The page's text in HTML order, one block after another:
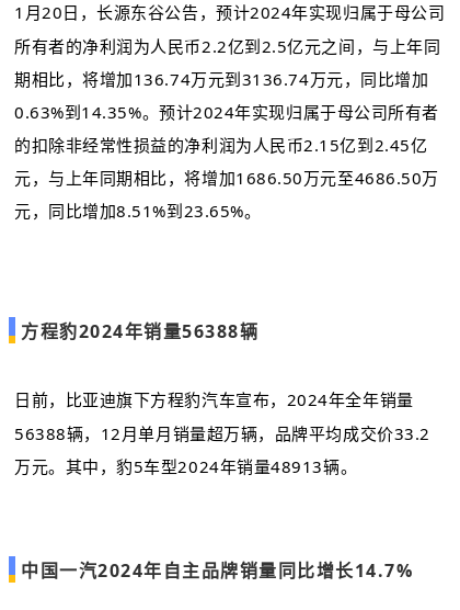
1月20日，长源东谷公告，预计2024年实现归属于母公司
所有者的净利润为人民币2.2亿到2.5亿元之间，与上年同
期相比，将增加136.74万元到3136.74万元，同比增加
0.63%到14.35%。预计2024年实现归属于母公司所有者
的扣除非经常性损益的净利润为人民币2.15亿到2.45亿
元，与上年同期相比，将增加1686.50万元至4686.50万
元，同比增加8.51%到23.65%。
方程豹2024年销量56388辆
日前，比亚迪旗下方程豹汽车宣布，2024年全年销量
56388辆，12月单月销量超万辆，品牌平均成交价33.2
万元。其中，豹5车型2024年销量48913辆。
中国一汽2024年自主品牌销量同比增长14.7%